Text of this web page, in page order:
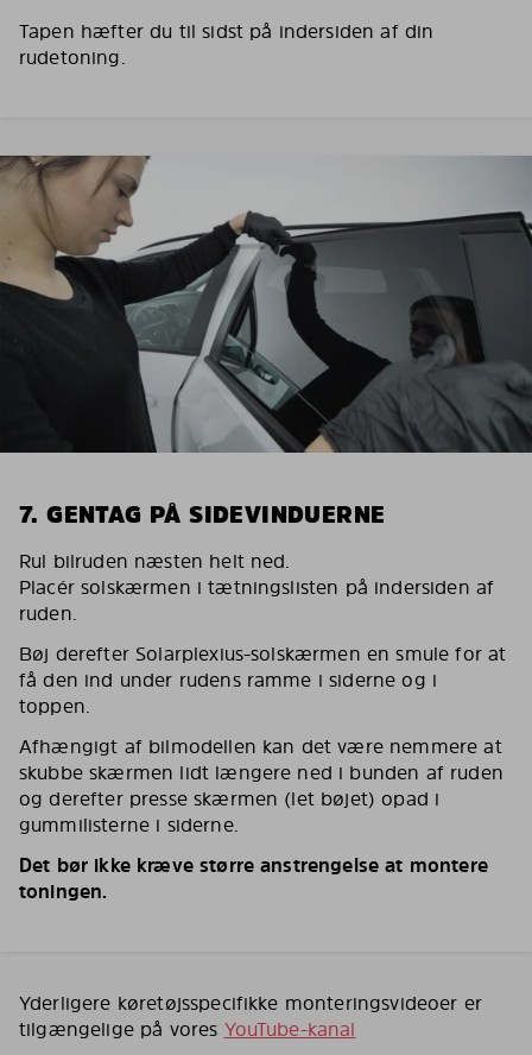
Tapen hæfter du til sidst på indersiden af din
rudetoning.
7. GENTAG PÅ SIDEVINDUERNE
Rul bilruden næsten helt ned.
Placér solskærmen i tætningslisten på indersiden af
ruden.
Bøj derefter Solarplexius-solskærmen en smule for at
få den ind under rudens ramme i siderne og i
toppen.
Afhængigt af bilmodellen kan det være nemmere at
skubbe skærmen lidt længere ned i bunden af ruden
og derefter presse skærmen (let bøjet) opad i
gummilisterne i siderne.
Det bør ikke kræve større anstrengelse at montere
toningen.
Yderligere køretøjsspecifikke monteringsvideoer er
tilgængelige på vores YouTube-kanal